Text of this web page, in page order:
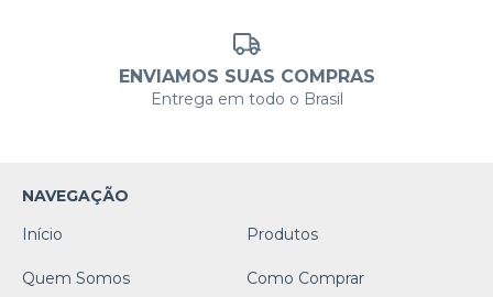
ENVIAMOS SUAS COMPRAS
Entrega em todo o Brasil
NAVEGAÇÃO
Início
Produtos
Quem Somos Como Comprar